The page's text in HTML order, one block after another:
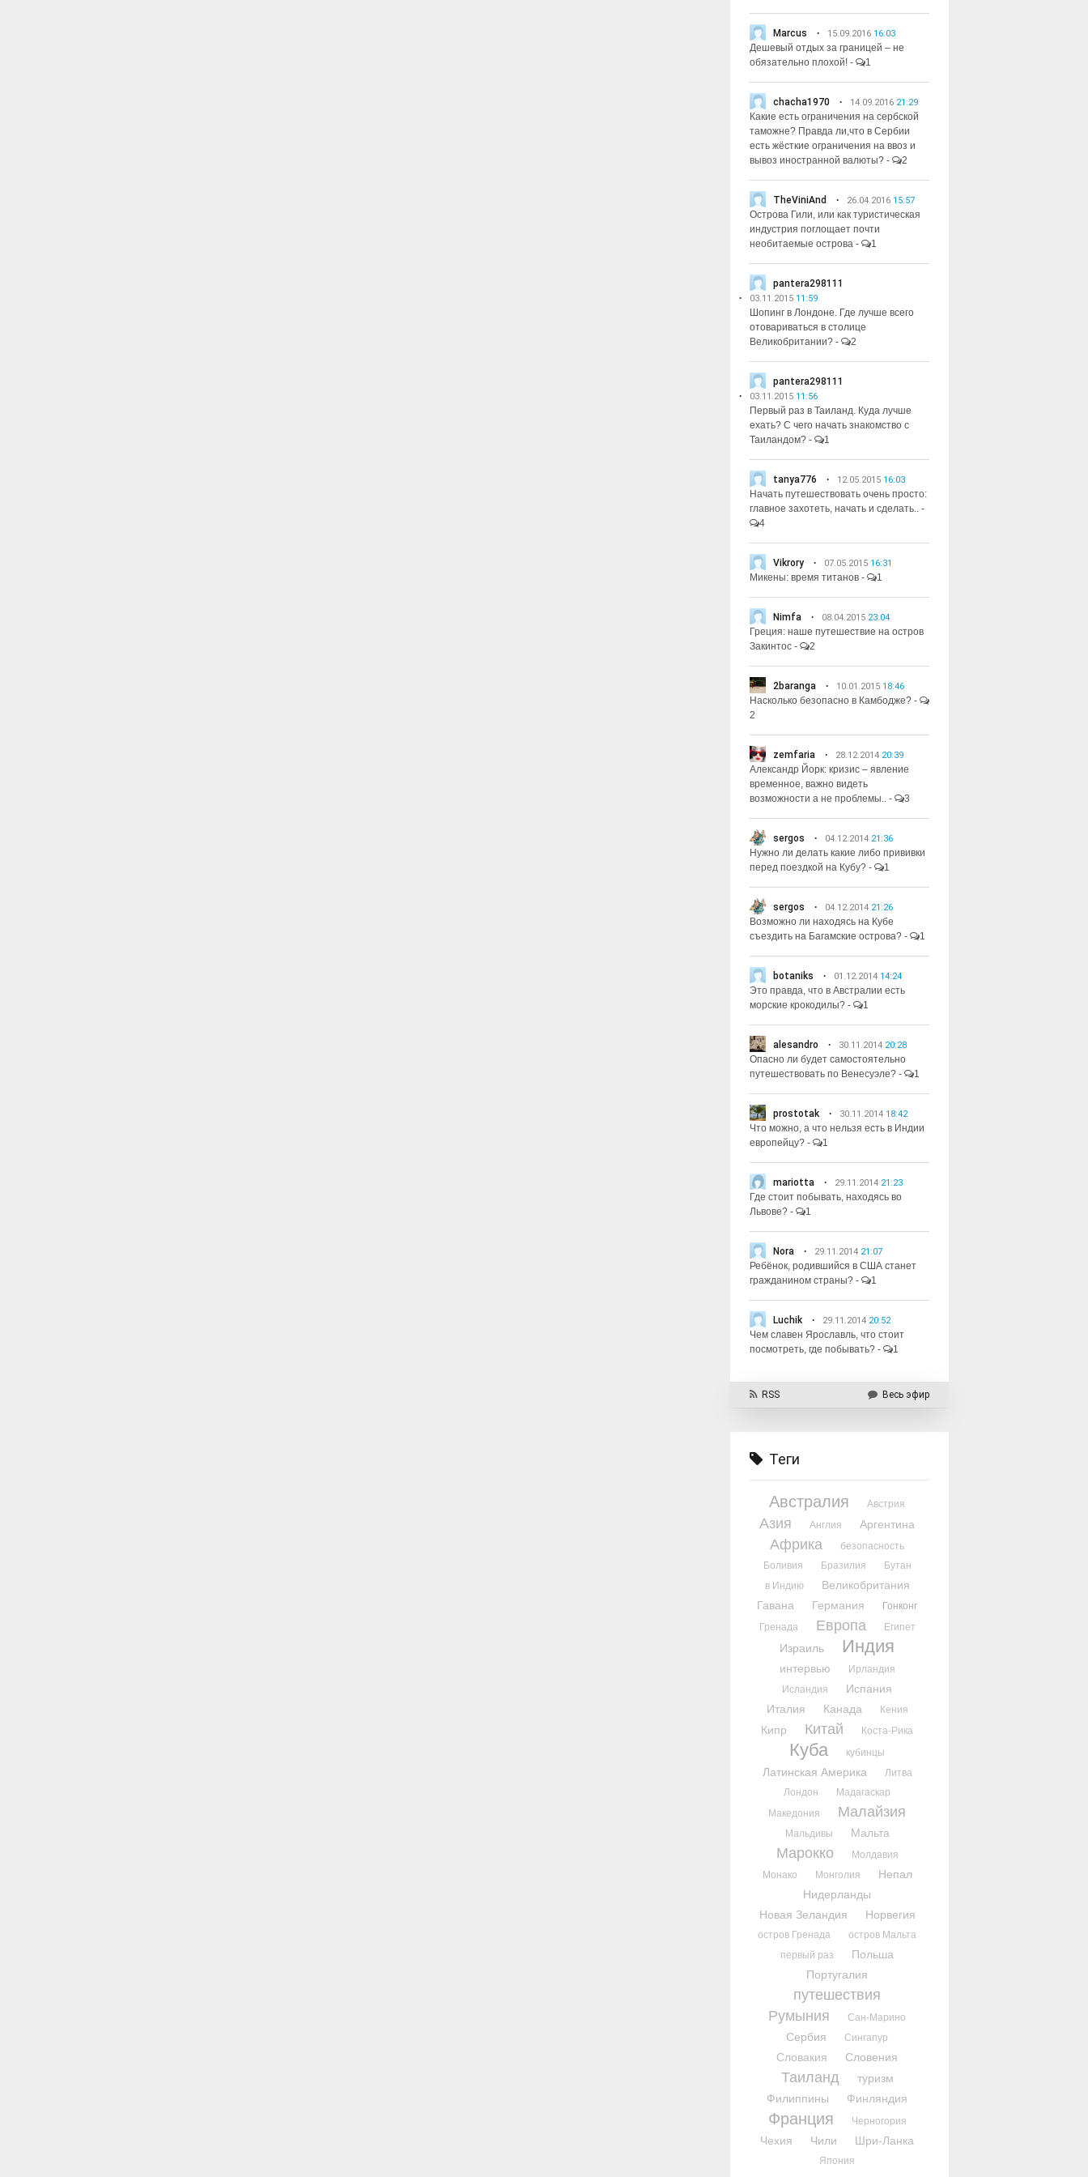
Marcus 15.09.2016 16:03
Дешевый отдых за границей – не
обязательно плохой! - 1
chacha1970 14.09.2016 21:29
Какие есть ограничения на сербской
таможне? Правда ли,что в Сербии
есть жёсткие ограничения на ввоз и
вывоз иностранной валюты? - 2
TheViniAnd 26.04.2016 15:57
Острова Гили, или как туристическая
индустрия поглощает почти
необитаемые острова - 1
pantera298111
03.11.2015 11:59
Шопинг в Лондоне. Где лучше всего
отовариваться в столице
Великобритании? - 2
pantera298111
03.11.2015 11:56
Первый раз в Таиланд. Куда лучше
ехать? С чего начать знакомство с
Таиландом? - 1
tanya776 12.05.2015 16:03
Начать путешествовать очень просто:
главное захотеть, начать и сделать.. -
4
Vikrory 07.05.2015 16:31
Микены: время титанов - 1
Nimfa 08.04.2015 23:04
Греция: наше путешествие на остров
Закинтос - 2
2baranga 10.01.2015 18:46
Насколько безопасно в Камбодже? -
2
zemfaria 28.12.2014 20:39
Александр Йорк: кризис – явление
временное, важно видеть
возможности а не проблемы.. - 3
sergos 04.12.2014 21:36
Нужно ли делать какие либо прививки
перед поездкой на Кубу? - 1
sergos 04.12.2014 21:26
Возможно ли находясь на Кубе
съездить на Багамские острова? - 1
botaniks 01.12.2014 14:24
Это правда, что в Австралии есть
морские крокодилы? - 1
alesandro 30.11.2014 20:28
Опасно ли будет самостоятельно
путешествовать по Венесуэле? - 1
prostotak 30.11.2014 18:42
Что можно, а что нельзя есть в Индии
европейцу? - 1
mariotta 29.11.2014 21:23
Где стоит побывать, находясь во
Львове? - 1
Nora 29.11.2014 21:07
Ребёнок, родившийся в США станет
гражданином страны? - 1
Luchik 29.11.2014 20:52
Чем славен Ярославль, что стоит
посмотреть, где побывать? - 1
RSS Весь эфир
Теги
Австралия Австрия
Азия Англия Аргентина
Африка
безопасность
Боливия
Бразилия
Бутан
в Индию
Великобритания
Гавана
Германия
Гонконг
Гренада
Европа Египет
Израиль Индия
интервью
Ирландия
Исландия
Испания
Италия
Канада Кения
Кипр Китай Коста-Рика
Куба кубинцы
Латинская Америка
Литва
Лондон
Мадагаскар
Македония
Малайзия
Мальдивы Мальта
Марокко
Молдавия
Монако
Монголия
Непал
Нидерланды
Новая Зеландия
Норвегия
остров Гренада
остров Мальта
первый раз
Польша
Португалия
путешествия
Румыния
Сан-Марино
Сербия Сингапур
Словакия Словения
Таиланд
туризм
Филиппины
Финляндия
Франция Черногория
Чехия Чили Шри-Ланка
Япония